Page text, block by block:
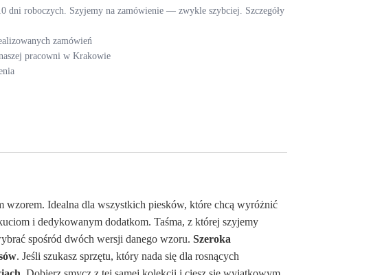
dni roboczych. Szyjemy na zamówienie — zwykle szybciej. Szczegóły
zamówień
pracowni w Krakowie
wzorem. Idealna dla wszystkich piesków, które chcą wyróżnić
i dedykowanym dodatkom. Taśma, z której szyjemy
spośród dwóch wersji danego wzoru. Szeroka
. Jeśli szukasz sprzętu, który nada się dla rosnących